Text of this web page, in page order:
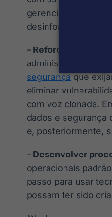
gerenciar as
desinformação
– Reforçar os
administrativos de
segurançaque
eliminar
com voz clonada.
dados e segurança
e, posteriormente,
– Desenvolver
operacionais
passo para usar
possam ter sido